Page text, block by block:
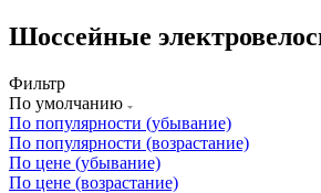
Шоссейные
Фильтр
По умолчанию
По популярности (убывание)
По популярности (возрастание)
По цене (убывание)
По цене (возрастание)